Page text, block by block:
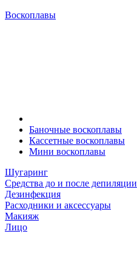
Воскоплавы
Баночные воскоплавы
Кассетные воскоплавы
Мини воскоплавы
Шугаринг
Средства до и после депиляции
Дезинфекция
Расходники и аксессуары
Макияж
Лицо